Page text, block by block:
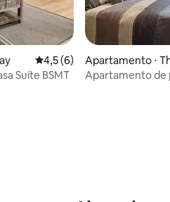
4,5 de uma avaliação média
4,5 (6)
Suíte BSMT
Apartamento ⋅
Apartamento de